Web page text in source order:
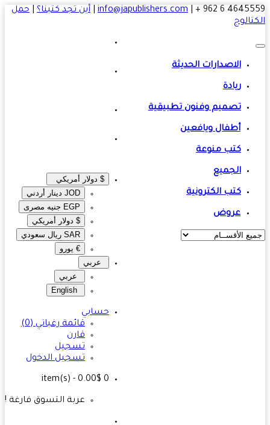
4645559 6
|
info@japublishers.com
|أين تجد كتبنا؟|حمل
$ دولار أمريكي
JOD دينار أردني
EGP جنيه مصرى‎
$ دولار أمريكي
SAR ريال سعودي
€ يورو
عربي
عربي
English
حسابي
قائمة رغباتي (0)
قارن
تسجيل
تسجيل الدخول
item(s)
- 0.00$
عربة التسوق فارغة !
الاصدارات الحديثة
ريادة
تصميم وفنون تطبيقية
أطفال ويافعين
كتب منوعة
الجميع
كتب الكترونية
عروض